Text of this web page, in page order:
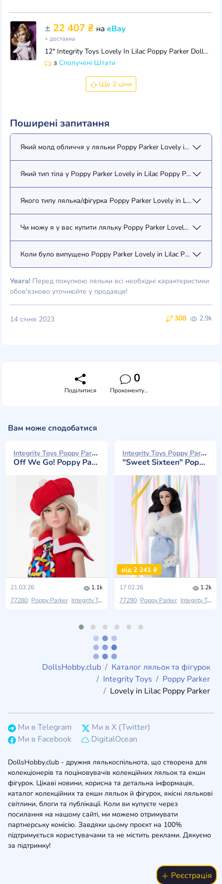
± 22 407 ₴ на eBay
+ доставка
12" Integrity Toys Lovely In Lilac Poppy Parker Doll~LE 660~Legendary Convention
з Сполучені Штати
Ще 2 ціни
Поширені запитання
Який молд обличчя у ляльки Poppy Parker Lovely in Lilac
Який тип тіла у Poppy Parker Lovely in Lilac Poppy Parker
Якого типу лялька/фігурка Poppy Parker Lovely in Lilac Poppy
Чи можу я у вас купити ляльку Poppy Parker Lovely in Lilac
Коли було випущено Poppy Parker Lovely in Lilac Poppy
Увага! Перед покупкою ляльки всі необхідні характеристики
обов'язково уточнюйте у продавця!
308 2.9k
14 січня 2023
Поділитися
0
Прокоментувати
Вам може сподобатися
Integrity Toys Poppy Parker 2026
Off We Go! Poppy Parker
21.03.26
1.1k
77280 Poppy Parker Integrity Toys 2026 W Club
Integrity Toys Poppy Parker 2026
"Sweet Sixteen" Poppy Parker
від 2 241 ₴
17.02.26
1.2k
77290 Poppy Parker Integrity Toys
DollsHobby.club
Каталог ляльок та фігурок
Integrity Toys
Poppy Parker
Lovely in Lilac Poppy Parker
Ми в Telegram
Ми в X (Twitter)
Ми в Facebook
DigitalOcean
DollsHobby.club - дружня лялькоспільнота, що створена для
колекціонерів та поціновувачів колекційних ляльок та екшн
фігурок. Цікаві новини, корисна та детальна інформація,
каталог колекційних та екшн ляльок й фігурок, якісні лялькові
світлини, блоги та публікації. Коли ви купуєте через
посилання на нашому сайті, ми можемо отримувати
партнерську комісію. Завдяки цьому проєкт на 100%
підтримується користувачами та не містить реклами. Дякуємо
за підтримку!
Реєстрація